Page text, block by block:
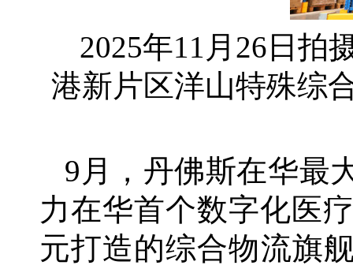
2025年11月26日拍
港新片区洋山特殊综
9月，丹佛斯在华最
力在华首个数字化医
元打造的综合物流旗